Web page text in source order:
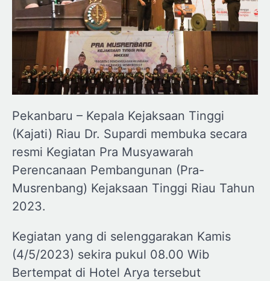
Pekanbaru – Kepala Kejaksaan Tinggi
(Kajati) Riau Dr. Supardi membuka secara
resmi Kegiatan Pra Musyawarah
Perencanaan Pembangunan (Pra-
Musrenbang) Kejaksaan Tinggi Riau Tahun
2023.
Kegiatan yang di selenggarakan Kamis
(4/5/2023) sekira pukul 08.00 Wib
Bertempat di Hotel Arya tersebut